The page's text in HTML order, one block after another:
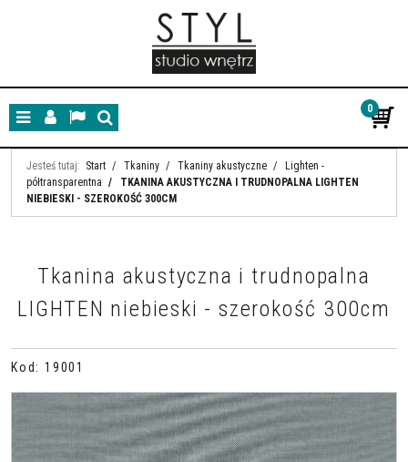
MenuPanelLangSzukaj
0
Jesteś tutaj: Start / Tkaniny / Tkaniny akustyczne /
Lighten -
półtransparentna /
TKANINA AKUSTYCZNA I TRUDNOPALNA LIGHTEN
NIEBIESKI - SZEROKOŚĆ 300CM
Tkanina akustyczna i trudnopalna
LIGHTEN niebieski - szerokość 300cm
Kod : 19001